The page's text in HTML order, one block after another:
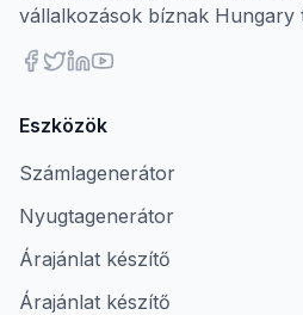
vállalkozások bíznak Hungary
Eszközök
Számlagenerátor
Nyugtagenerátor
Árajánlat készítő
Árajánlat készítő